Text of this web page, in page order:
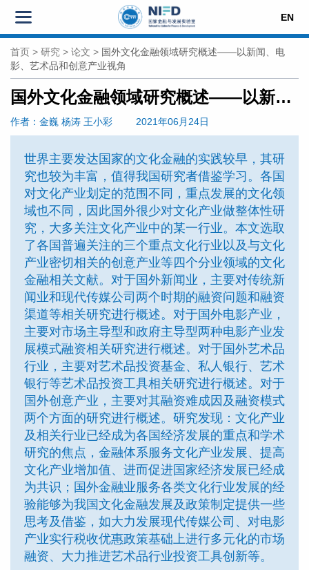
EN
首页 > 研究 > 论文 > 国外文化金融领域研究概述——以新闻、电
影、艺术品和创意产业视角
国外文化金融领域研究概述——以新闻、电影、艺术品和创意产业视角
作者 ：金巍 杨涛 王小彩 2021年06月24日
世界主要发达国家的文化金融的实践较早，其研
究也较为丰富，值得我国研究者借鉴学习。各国
对文化产业划定的范围不同，重点发展的文化领
域也不同，因此国外很少对文化产业做整体性研
究，大多关注文化产业中的某一行业。本文选取
了各国普遍关注的三个重点文化行业以及与文化
产业密切相关的创意产业等四个分业领域的文化
金融相关文献。对于国外新闻业，主要对传统新
闻业和现代传媒公司两个时期的融资问题和融资
渠道等相关研究进行概述。对于国外电影产业，
主要对市场主导型和政府主导型两种电影产业发
展模式融资相关研究进行概述。对于国外艺术品
行业，主要对艺术品投资基金、私人银行、艺术
银行等艺术品投资工具相关研究进行概述。对于
国外创意产业，主要对其融资难成因及融资模式
两个方面的研究进行概述。研究发现：文化产业
及相关行业已经成为各国经济发展的重点和学术
研究的焦点，金融体系服务文化产业发展、提高
文化产业增加值、进而促进国家经济发展已经成
为共识；国外金融业服务各类文化行业发展的经
验能够为我国文化金融发展及政策制定提供一些
思考及借鉴，如大力发展现代传媒公司、对电影
产业实行税收优惠政策基础上进行多元化的市场
融资、大力推进艺术品行业投资工具创新等。